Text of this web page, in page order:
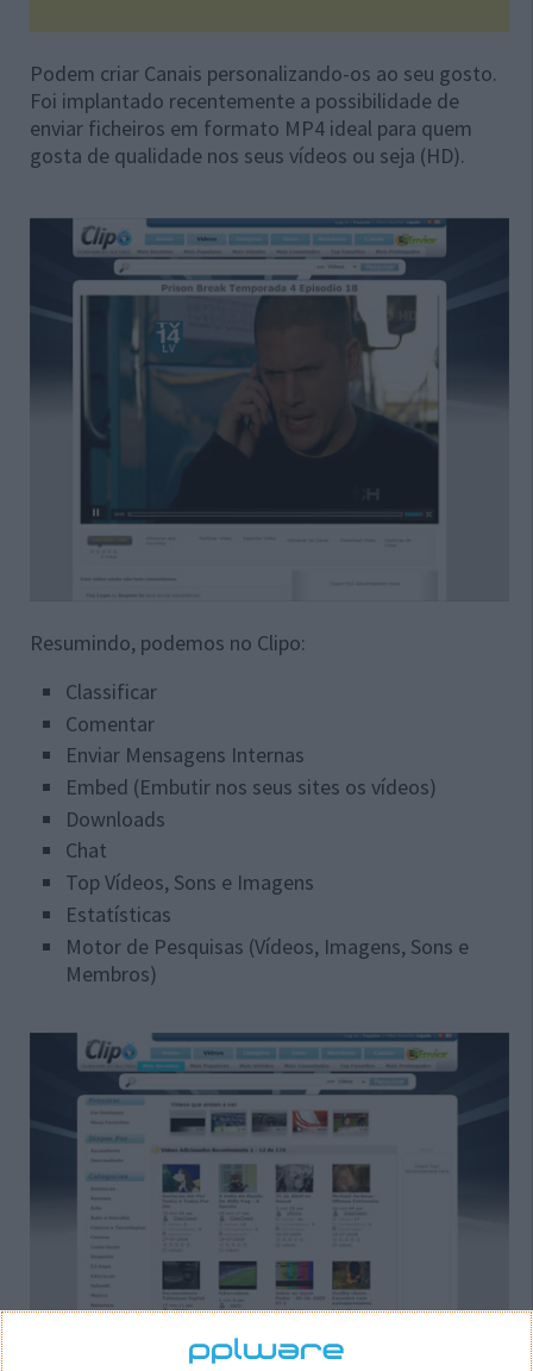
Podem criar Canais personalizando-os ao seu gosto.
Foi implantado recentemente a possibilidade de
enviar ficheiros em formato MP4 ideal para quem
gosta de qualidade nos seus vídeos ou seja (HD).
Resumindo, podemos no Clipo:
Classificar
Comentar
Enviar Mensagens Internas
Embed (Embutir nos seus sites os vídeos)
Downloads
Chat
Top Vídeos, Sons e Imagens
Estatísticas
Motor de Pesquisas (Vídeos, Imagens, Sons e
Membros)